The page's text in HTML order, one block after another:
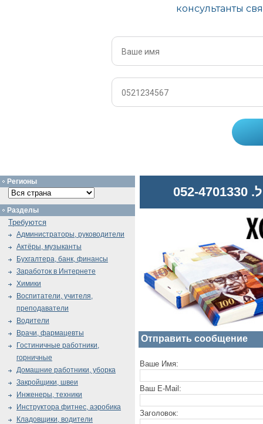
Отправить сообщение
Ваше Имя:
Ваш E-Mail:
Заголовок:
Регионы
Разделы
Требуются
Администраторы, руководители
Актёры, музыканты
Бухгалтера, банк, финансы
Заработок в Интернете
Химики
Воспитатели, учителя,
преподаватели
Водители
Врачи, фармацевты
Гостиничные работники,
горничные
Домашние работники, уборка
Закройщики, швеи
Инженеры, техники
Инструктора фитнес, аэробика
Кладовщики, водители